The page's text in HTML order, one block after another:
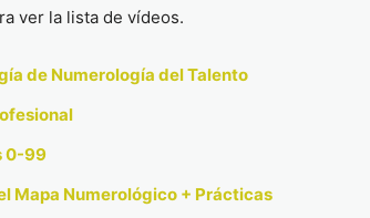
ver la lista de vídeos.
de Numerología del Talento
0-99
Mapa Numerológico + Prácticas